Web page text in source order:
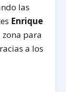
las
Enrique
para
a los